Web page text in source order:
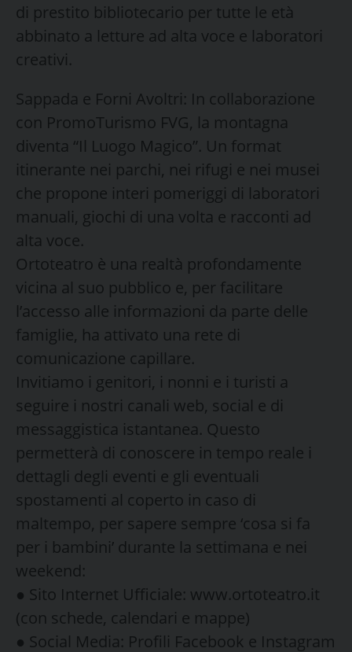
di prestito bibliotecario per tutte le età
abbinato a letture ad alta voce e laboratori
creativi.
Sappada e Forni Avoltri: In collaborazione
con PromoTurismo FVG, la montagna
diventa “Il Luogo Magico”. Un format
itinerante nei parchi, nei rifugi e nei musei
che propone interi pomeriggi di laboratori
manuali, giochi di una volta e racconti ad
alta voce.
Ortoteatro è una realtà profondamente
vicina al suo pubblico e, per facilitare
l’accesso alle informazioni da parte delle
famiglie, ha attivato una rete di
comunicazione capillare.
Invitiamo i genitori, i nonni e i turisti a
seguire i nostri canali web, social e di
messaggistica istantanea. Questo
permetterà di conoscere in tempo reale i
dettagli degli eventi e gli eventuali
spostamenti al coperto in caso di
maltempo, per sapere sempre ‘cosa si fa
per i bambini’ durante la settimana e nei
weekend:
● Sito Internet Ufficiale: www.ortoteatro.it
(con schede, calendari e mappe)
● Social Media: Profili Facebook e Instagram